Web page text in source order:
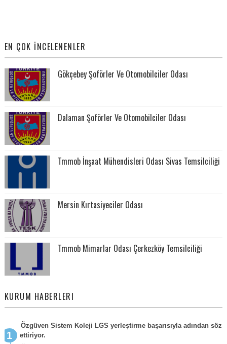
EN ÇOK İNCELENENLER
Gökçebey Şoförler Ve Otomobilciler Odası
Dalaman Şoförler Ve Otomobilciler Odası
Tmmob İnşaat Mühendisleri Odası Sivas Temsilciliği
Mersin Kırtasiyeciler Odası
Tmmob Mimarlar Odası Çerkezköy Temsilciliği
KURUM HABERLERI
Özgüven Sistem Koleji LGS yerleştirme başarısıyla adından söz
ettiriyor.